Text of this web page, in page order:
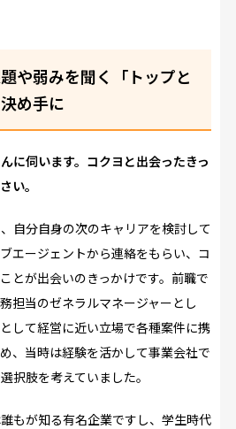
や弱みを聞く「トップと
め手に
伺います。コクヨと出会ったきっ
い。
自分自身の次のキャリアを検討して
エージェントから連絡をもらい、コ
とが出会いのきっかけです。前職で
担当のゼネラルマネージャーとし
して経営に近い立場で各種案件に携
、当時は経験を活かして事業会社で
択肢を考えていました。
もが知る有名企業ですし、学生時代